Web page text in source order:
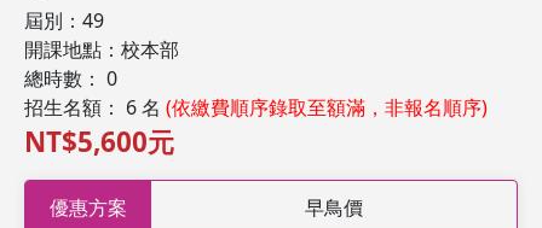
屆別：49
開課地點：校本部
總時數： 0
招生名額： 6 名 (依繳費順序錄取至額滿，非報名順序)
NT$5,600元
優惠方案 早鳥價